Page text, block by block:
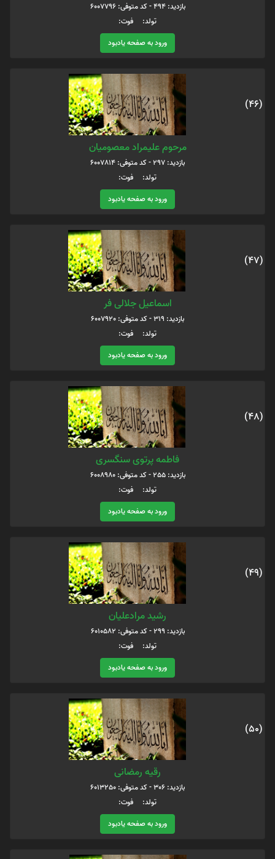
بازدید: 494 - کد متوفی: 6007796
تولد: فوت:
ورود به صفحه یادبود
(46)
مرحوم علیمراد معصومیان
بازدید: 297 - کد متوفی: 6007814
تولد: فوت:
ورود به صفحه یادبود
(47)
اسماعیل جلالی فر
بازدید: 319 - کد متوفی: 6007920
تولد: فوت:
ورود به صفحه یادبود
(48)
فاطمه پرتوی سنگسری
بازدید: 255 - کد متوفی: 6008980
تولد: فوت:
ورود به صفحه یادبود
(49)
رشید مرادعلیان
بازدید: 299 - کد متوفی: 6010582
تولد: فوت:
ورود به صفحه یادبود
(50)
رقیه رمضانی
بازدید: 306 - کد متوفی: 6013250
تولد: فوت:
ورود به صفحه یادبود